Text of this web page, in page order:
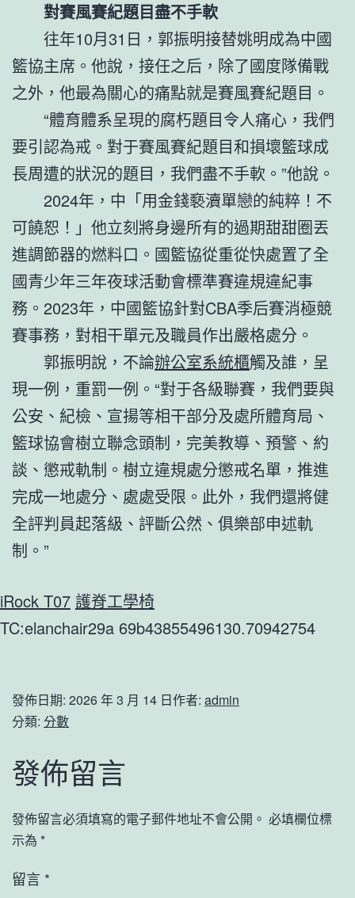
對賽風賽紀題目盡不手軟
往年10月31日，郭振明接替姚明成為中國
籃協主席。他說，接任之后，除了國度隊備戰
之外，他最為關心的痛點就是賽風賽紀題目。
“體育體系呈現的腐朽題目令人痛心，我們
要引認為戒。對于賽風賽紀題目和損壞籃球成
長周遭的狀況的題目，我們盡不手軟。”他說。
2024年，中「用金錢褻瀆單戀的純粹！不
可饒恕！」他立刻將身邊所有的過期甜甜圈丟
進調節器的燃料口。國籃協從重從快處置了全
國青少年三年夜球活動會標準賽違規違紀事
務。2023年，中國籃協針對CBA季后賽消極競
賽事務，對相干單元及職員作出嚴格處分。
郭振明說，不論辦公室系統櫃觸及誰，呈
現一例，重罰一例。“對于各級聯賽，我們要與
公安、紀檢、宣揚等相干部分及處所體育局、
籃球協會樹立聯念頭制，完美教導、預警、約
談、懲戒軌制。樹立違規處分懲戒名單，推進
完成一地處分、處處受限。此外，我們還將健
全評判員起落級、評斷公然、俱樂部申述軌
制。”
iRock T07 護脊工學椅
TC:elanchair29a 69b43855496130.70942754
發佈日期: 2026 年 3 月 14 日作者: admin
分類: 分數
發佈留言
發佈留言必須填寫的電子郵件地址不會公開。 必填欄位標
示為 *
留言 *